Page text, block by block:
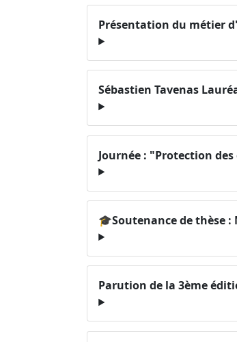
Présentation du métier
Sébastien Tavenas
Journée : "Protection
🎓Soutenance de thèse
Parution de la 3ème